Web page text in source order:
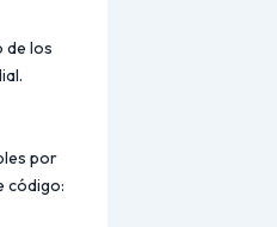
de los
por
código: